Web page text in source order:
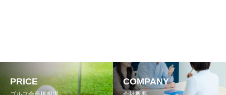
PRICE COMPANY